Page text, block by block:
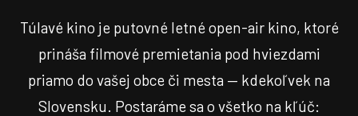
Túlavé kino je putovné letné open-air kino, ktoré
prináša filmové premietania pod hviezdami
priamo do vašej obce či mesta — kdekoľvek na
Slovensku. Postaráme sa o všetko na kľúč: